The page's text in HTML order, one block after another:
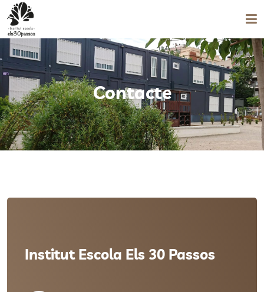
Institut-Escola
Serveis educatius
Consell escolar
Documents del centre
Contacte
Contacte
Institut Escola Els 30 Passos